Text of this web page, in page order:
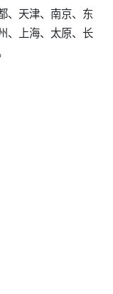
、天津、南京、东
、上海、太原、长